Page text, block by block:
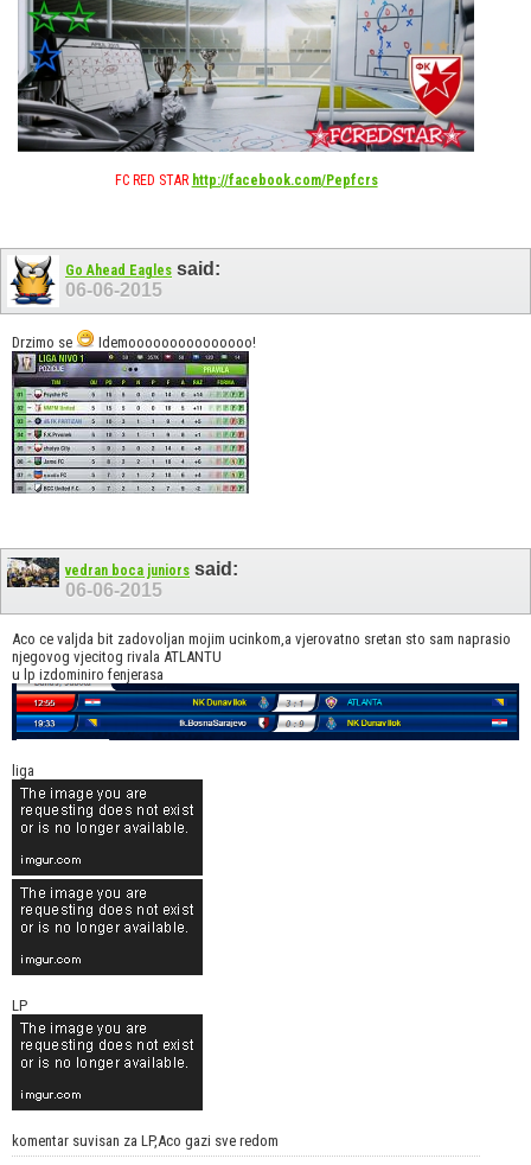
FC RED STAR http://facebook.com/Pepfcrs
Go Ahead Eagles said:
06-06-2015
Drzimo se Idemooooooooooooooo!
vedran boca juniors said:
06-06-2015
Aco ce valjda bit zadovoljan mojim ucinkom,a vjerovatno sretan sto sam naprasio
njegovog vjecitog rivala ATLANTU
u lp izdominiro fenjerasa
liga
LP
komentar suvisan za LP,Aco gazi sve redom